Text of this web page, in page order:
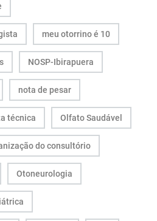
meu otorrino é 10
NOSP-Ibirapuera
nota de pesar
técnica Olfato Saudável
do consultório
Otoneurologia